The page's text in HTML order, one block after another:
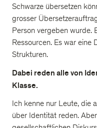
Schwarze übersetzen
grosser
Person vergeben wurde.
Ressourcen. Es war
Strukturen.
Dabei reden alle von
Klasse.
Ich kenne nur Leute, die
über Identität reden.